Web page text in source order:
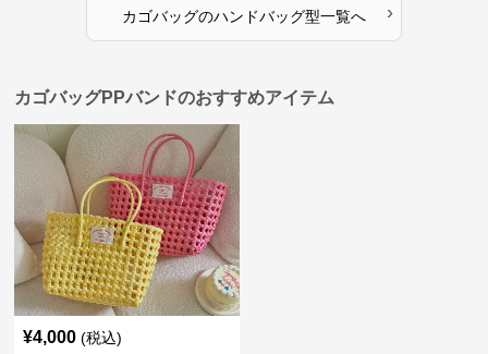
カゴバッグのハンドバッグ型一覧へ ›
カゴバッグPPバンドのおすすめアイテム
¥4,000 (税込)